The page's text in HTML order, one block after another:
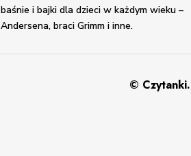
baśnie i bajki dla dzieci w każdym wieku –
Andersena, braci Grimm i inne.
©